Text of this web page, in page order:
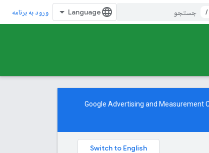
/ ورود به برنامه
Google Advertising and Measurement